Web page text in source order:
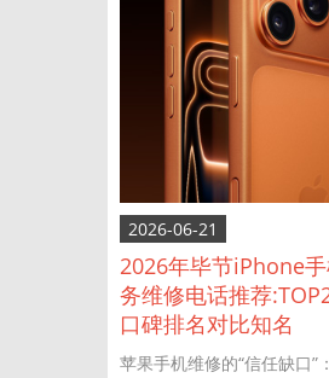
2026-06-21
2026年毕节iPhone
务维修电话推荐
口碑排名对比知名
苹果手机维修的“信任缺口”